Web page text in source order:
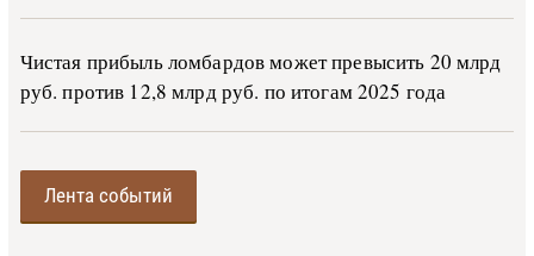
Чистая прибыль ломбардов может превысить 20 млрд
руб. против 12,8 млрд руб. по итогам 2025 года
Лента событий